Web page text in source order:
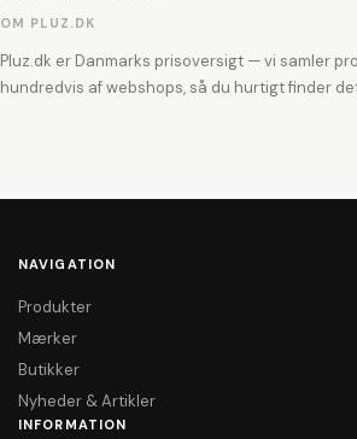
OM PLUZ.DK
Pluz.dk er Danmarks prisoversigt — vi samler
hundredvis af webshops, så du hurtigt finder
NAVIGATION
Produkter
Mærker
Butikker
Nyheder & Artikler
INFORMATION